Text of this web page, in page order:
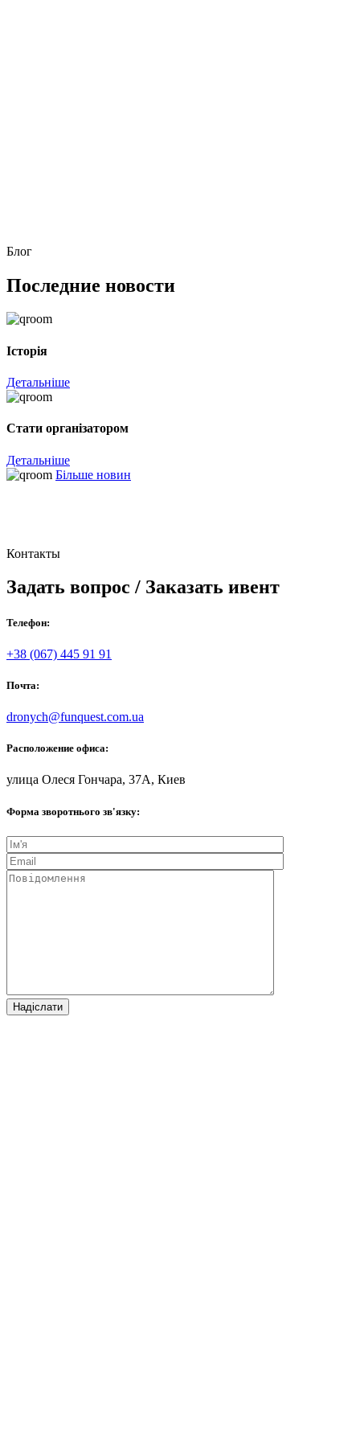
Блог
Последние новости
Історія
Детальніше
Стати організатором
Детальніше
Більше новин
Контакты
Задать вопрос / Заказать ивент
Телефон:
+38 (067) 445 91 91
Почта:
dronych@funquest.com.ua
Расположение офиса:
улица Олеся Гончара, 37А, Киев
Форма зворотнього зв'язку: